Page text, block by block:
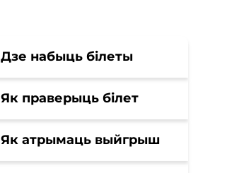
Дзе набыць білеты
Як праверыць білет
Як атрымаць выйгрыш